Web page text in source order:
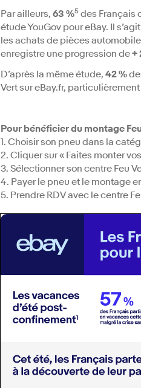
Par ailleurs, 63 %5 des Français
étude YouGov pour eBay. Il
les achats de pièces
enregistre une progression de+
D’après la même étude, 42 %
Vert sur eBay.fr,
Pour bénéficier du montage
1. Choisir son pneu dans la
2. Cliquer sur « Faites monter
3. Sélectionner son centre Feu
4. Payer le pneu et le montage
5. Prendre RDV avec le centre